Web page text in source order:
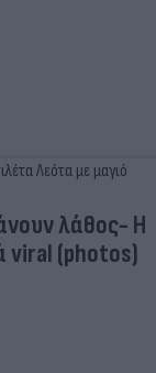
λάθος- Η
viral (photos)